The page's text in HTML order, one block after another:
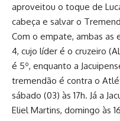
aproveitou o toque de
cabeça e salvar o
Com o empate, ambas
4, cujo líder é o cruzeiro
é 5º, enquanto a
tremendão é contra o
sábado (03) às 17h. Já a
Eliel Martins, domingo às